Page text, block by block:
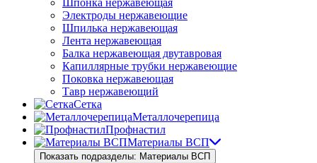
Шпонка нержавеющая
Электроды нержавеющие
Шпилька нержавеющая
Лента нержавеющая
Балка нержавеющая двутавровая
Капиллярные трубки нержавеющие
Поковка нержавеющая
Тавр нержавеющий
Сетка
Металлочерепица
Профнастил
Материалы ВСП
Показать подразделы: Материалы ВСП